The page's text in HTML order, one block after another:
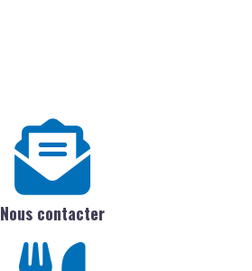
Nous contacter